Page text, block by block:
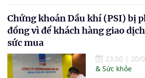
Bệnh viện Ánh
tiền 149 triệu
phạm trong
Chứng khoán Dầu khí (PSI) bị
đồng vì để khách hàng giao
sức mua
23:50 | 20/
& Sức khỏe